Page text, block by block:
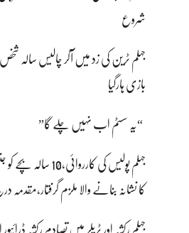
شروع
جہلم ٹرین کی زد میں آکر چالیس سالہ
بازی ہارگیا
“یہ سسٹم اب نہیں چلے گا”
جہلم پولیس کی کارروائی،10
کا نشانہ بنانے والا ملزم گرفتار،مقدمہ
جہلم رکشہ اور ٹریلر میں تصادم رکشہ